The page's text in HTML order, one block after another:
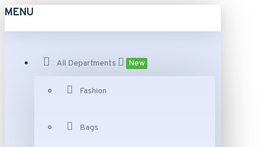
MENU
All Departments New
Fashion
Bags